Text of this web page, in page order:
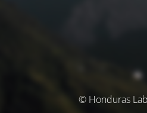
© Honduras